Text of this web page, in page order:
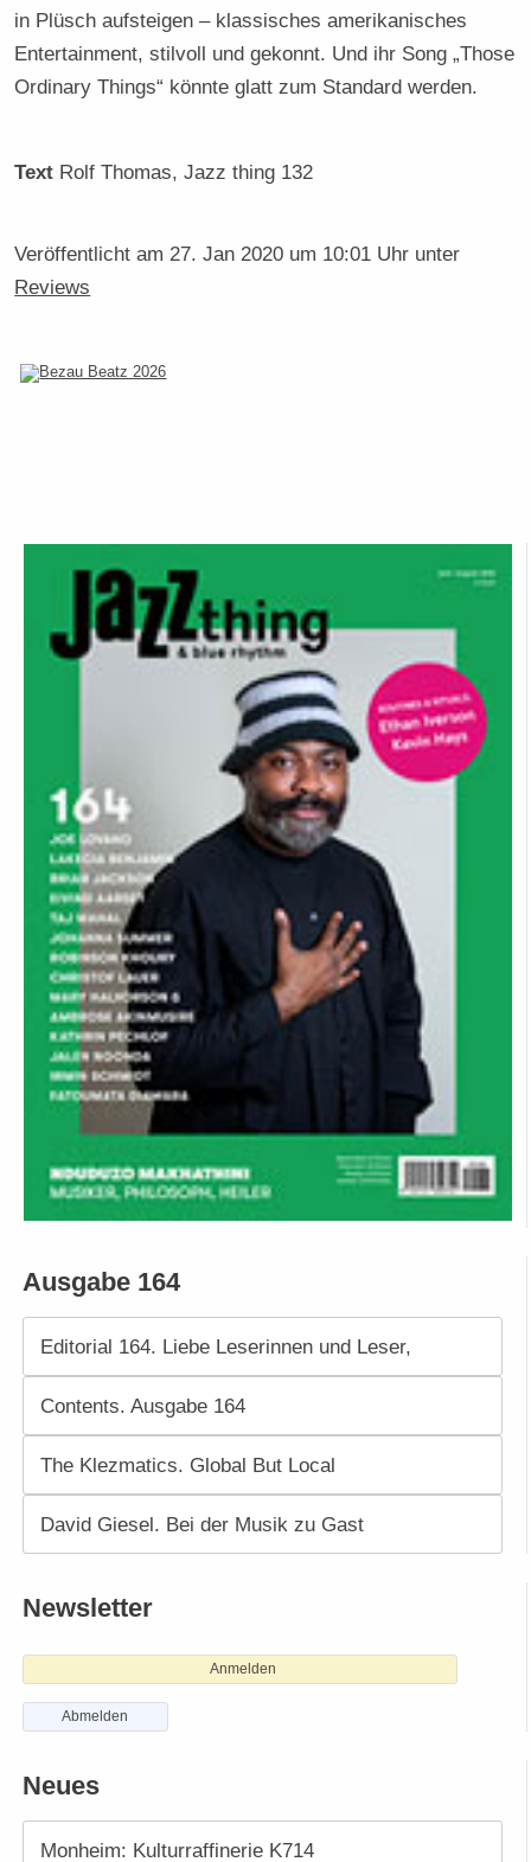
in Plüsch aufsteigen – klassisches amerikanisches
Entertainment, stilvoll und gekonnt. Und ihr Song „Those
Ordinary Things“ könnte glatt zum Standard werden.
Text Rolf Thomas, Jazz thing 132
Veröffentlicht am 27. Jan 2020 um 10:01 Uhr unter
Reviews
Ausgabe 164
Editorial 164. Liebe Leserinnen und Leser,
Contents. Ausgabe 164
The Klezmatics. Global But Local
David Giesel. Bei der Musik zu Gast
Newsletter
Anmelden
Abmelden
Neues
Monheim: Kulturraffinerie K714